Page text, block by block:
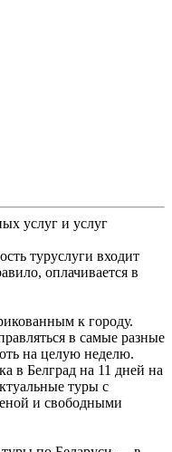
услуг и услуг
туруслуги входит
оплачивается в
к городу.
в самые разные
на целую неделю.
в Белград на 11 дней на
туры с
и свободными